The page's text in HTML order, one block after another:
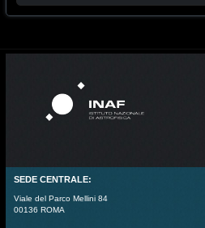
SEDE CENTRALE:
Viale del Parco Mellini 84
00136 ROMA